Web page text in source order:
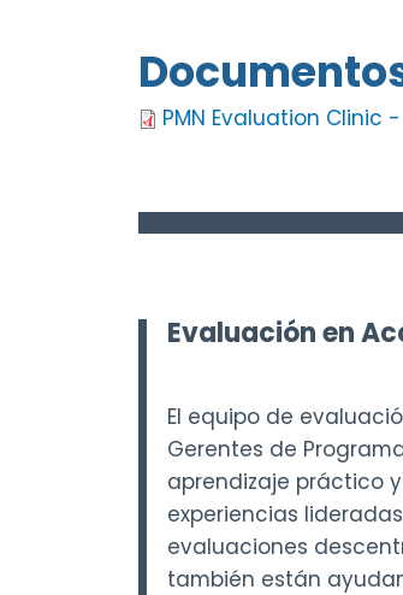
PMN Evaluation Clinic
Evaluación en
El equipo de
Gerentes de
aprendizaje práctico
experiencias
evaluaciones
también están